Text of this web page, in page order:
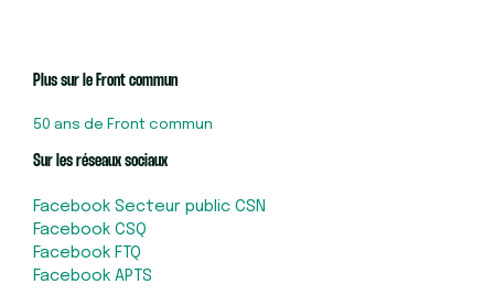
Plus sur le Front commun
50 ans de Front commun
Sur les réseaux sociaux
Facebook Secteur public CSN
Facebook CSQ
Facebook FTQ
Facebook APTS